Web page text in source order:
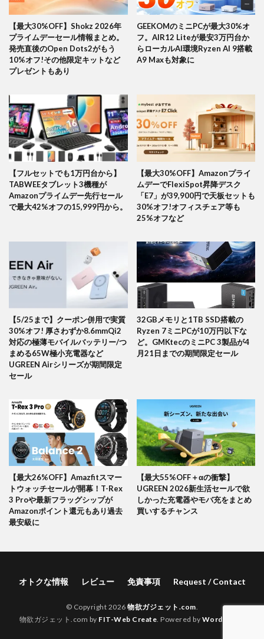
【最大30%OFF】Shokz 2026年
プライムデーセール情報まとめ。
発売直後のOpen Dots2がもう
10%オフ!その他限定キットなど
プレゼントもあり
GEEKOMのミニPCが最大30%オ
フ。AIR12 Liteが最安3万円台か
らローカルAI環境Ryzen AI 9搭載
A9 Maxも対象に
【フルセットでも1万円台から】
TABWEEタブレット3機種が
Amazonプライムデー先行セール
で最大42%オフの15,999円から。
【最大30%OFF】Amazonプライ
ムデーでFlexiSpot昇降デスク
「E7」が39,900円で天板セットも
30%オフ!オフィスチェア等も
25%オフなど
【5/25まで】クーポン併用で実質
30%オフ! 厚さわずか8.6mmQi2
対応の極薄モバイルバッテリー/つ
まめる65W極小充電器など
UGREEN Airシリーズが期間限定
セール
32GBメモリと1TB SSD搭載の
Ryzen 7ミニPCが10万円以下な
ど。GMKtecのミニPC 3製品が4
月21日までの期間限定セール
【最大26%OFF】Amazfitスマー
トウォッチセールが開幕！T-Rex
3 Proや最新フラッグシップが
Amazonポイント還元もあり過去
最安級に
【最大55%OFF＋αの衝撃】
UGREEN 2026新生活セールで欲
しかった充電器やモバ充をまとめ
買いするチャンス
オトクな情報 レビュー 免責事項 Request / Contact
© Copyright 2026物欲ガジェット.com.
物欲ガジェット.com by FIT-Web Create. Powered by WordPress